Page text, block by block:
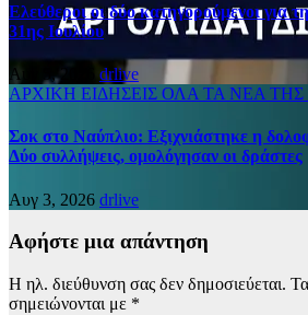
Ελεύθεροι οι δύο κατηγορούμενοι για
31ης Ιουλίου
Αυγ 5, 2026 drlive
ΑΡΧΙΚΗ ΕΙΔΗΣΕΙΣ ΟΛΑ ΤΑ ΝΕΑ
Σοκ στο Ναύπλιο: Εξιχνιάστηκε η
Δύο συλλήψεις, ομολόγησαν οι δράστες
Αυγ 3, 2026 drlive
Αφήστε μια απάντηση
Η ηλ. διεύθυνση σας δεν δημοσιεύεται.
σημειώνονται με *